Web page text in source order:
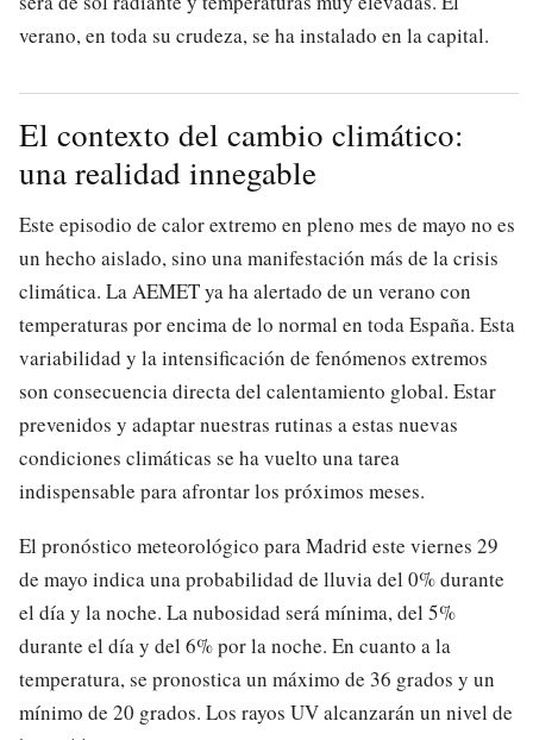
verano, en toda su crudeza, se ha instalado en la capital.
El contexto del cambio climático:
una realidad innegable
Este episodio de calor extremo en pleno mes de mayo no es
un hecho aislado, sino una manifestación más de la crisis
climática. La AEMET ya ha alertado de un verano con
temperaturas por encima de lo normal en toda España. Esta
variabilidad y la intensificación de fenómenos extremos
son consecuencia directa del calentamiento global. Estar
prevenidos y adaptar nuestras rutinas a estas nuevas
condiciones climáticas se ha vuelto una tarea
indispensable para afrontar los próximos meses.
El pronóstico meteorológico para Madrid este viernes 29
de mayo indica una probabilidad de lluvia del 0% durante
el día y la noche. La nubosidad será mínima, del 5%
durante el día y del 6% por la noche. En cuanto a la
temperatura, se pronostica un máximo de 36 grados y un
mínimo de 20 grados. Los rayos UV alcanzarán un nivel de